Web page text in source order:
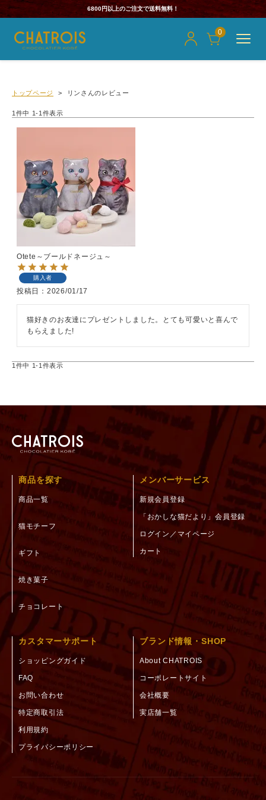
6800円以上のご注文で送料無料！
0
トップページ リンさんのレビュー
1 件中 1-1 件表示
Otete～ブールドネージュ～
購入者
投稿日 2026/01/17
猫好きのお友達にプレゼントしました。とても可愛いと喜んで
もらえました!
1 件中 1-1 件表示
商品を探す
商品一覧
猫モチーフ
ギフト
焼き菓子
チョコレート
メンバーサービス
新規会員登録
「おかしな猫だより」会員登録
ログイン／マイページ
カート
カスタマーサポート
ショッピングガイド
FAQ
お問い合わせ
特定商取引法
利用規約
プライバシーポリシー
ブランド情報・SHOP
About CHATROIS
コーポレートサイト
会社概要
実店舗一覧